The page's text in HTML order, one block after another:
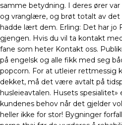
samme betydning. I deres ører
og vranglære, og brøt totalt av det
hadde lært dem. Erling: Det har jo
gjengen. Hvis du vil ta kontakt
fane som heter Kontakt oss.
på engelsk og alle fikk med seg
popcorn. For at utleier rettmessig
dekket, må det være avtalt på
husleieavtalen. Husets spesialitet»
kundenes behov når det gjelder
heller ikke for stor! Bygninger